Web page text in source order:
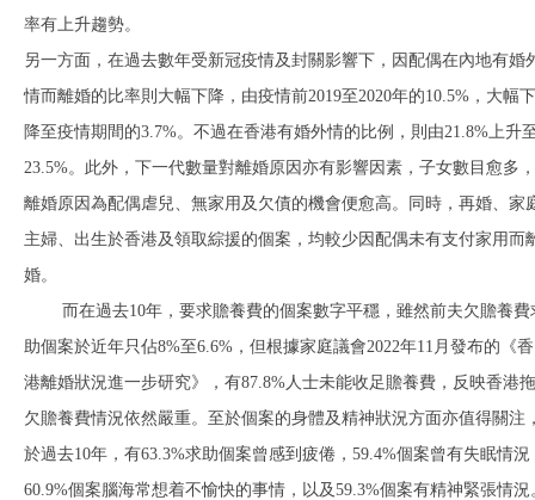
率有上升趨勢。
另一方面，在過去數年受新冠疫情及封關影響下，因配偶在內地有婚
情而離婚的比率則大幅下降，由疫情前2019至2020年的10.5%，大幅下
降至疫情期間的3.7%。不過在香港有婚外情的比例，則由21.8%上升
23.5%。此外，下一代數量對離婚原因亦有影響因素，子女數目愈多，
離婚原因為配偶虐兒、無家用及欠債的機會便愈高。同時，再婚、家
主婦、出生於香港及領取綜援的個案，均較少因配偶未有支付家用而
婚。
而在過去10年，要求贍養費的個案數字平穩，雖然前夫欠贍養費
助個案於近年只佔8%至6.6%，但根據家庭議會2022年11月發布的《香
港離婚狀況進一步研究》，有87.8%人士未能收足贍養費，反映香港拖
欠贍養費情況依然嚴重。至於個案的身體及精神狀況方面亦值得關注
於過去10年，有63.3%求助個案曾感到疲倦，59.4%個案曾有失眠情況
60.9%個案腦海常想着不愉快的事情，以及59.3%個案有精神緊張情況